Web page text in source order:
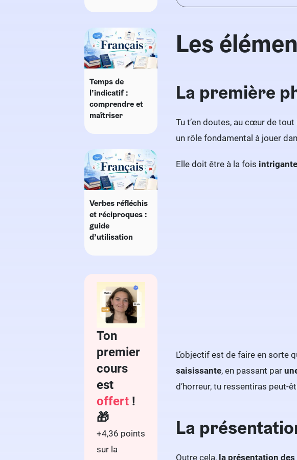
Les
La première
Tu t’en doutes, au cœur de
un rôle fondamental à jouer
Elle doit être à la fois intrigante
L’objectif est de faire en sorte
saisissante, en passant par
d’horreur, tu ressentiras peut-
La
Outre cela, la présentation
Temps de
l’indicatif :
comprendre et
maîtriser
Verbes réfléchis
et réciproques :
guide
d’utilisation
Ton
premier
cours
est
offert !
🎁
+4,36 points
sur la